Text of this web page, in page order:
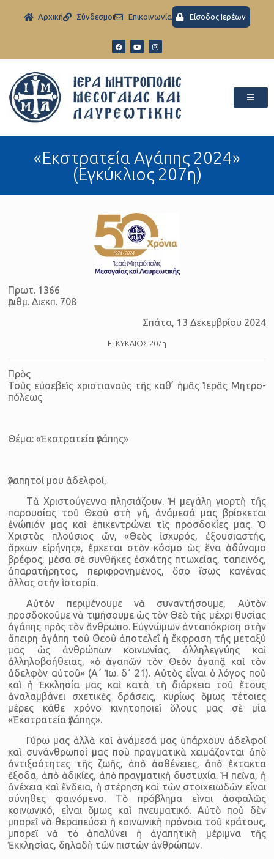
Aρχική Σύνδεσμοι Eπικοινωνία Είσοδος Ιερέων
«Εκστρατεία Αγάπης 2024»
(Εγκύκλιος 207η)
Πρωτ. 1366
Ἀριθμ. Διεκπ. 708
Σπάτα, 13 Δεκεμβρίου 2024
ΕΓΚΥΚΛΙΟΣ 207η
Πρὸς
Τοὺς εὐ­σε­βεῖς χρι­στι­α­νοὺς τῆς καθ’ ἡμᾶς Ἱε­ρᾶς Μη­τρο­
πό­λε­ως
Θέμα: «Ἐκστρατεία Ἀγά­πης»
Ἀγα­πη­τοί μου ἀδελ­φοί,
Τὰ Χριστούγεννα πλησιάζουν. Ἡ μεγάλη γιορτὴ τῆς
παρουσίας τοῦ Θεοῦ στὴ γῆ, ἀνάμεσά μας βρίσκεται
ἐνώπιόν μας καὶ ἐπικεντρώνει τὶς προσδοκίες μας. Ὁ
Χριστὸς πλούσιος ὤν, «Θεὸς ἰσχυρός, ἐξουσιαστής,
ἄρχων εἰρήνης», ἔρχεται στὸν κόσμο ὡς ἕνα ἀδύναμο
βρέφος, μέσα σὲ συνθῆκες ἐσχάτης πτωχείας, ταπεινός,
ἀπαρατήρητος, περιφρονημένος, ὅσο ἴσως κανένας
ἄλλος στὴν ἱστορία.
Αὐτὸν περιμένουμε νὰ συναντήσουμε, Αὐτὸν
προσδοκοῦμε νὰ τιμήσουμε ὡς τὸν Θεὸ τῆς μέχρι θυσίας
ἀγάπης πρὸς τὸν ἄνθρωπο. Εὐγνώμων ἀνταπόκριση στὴν
ἄπειρη ἀγάπη τοῦ Θεοῦ ἀποτελεῖ ἡ ἔκφραση τῆς μεταξύ
μας ὡς ἀνθρώπων κοινωνίας, ἀλληλεγγύης καὶ
ἀλληλοβοήθειας, «ὁ ἀγαπῶν τὸν Θεὸν ἀγαπᾷ καὶ τὸν
ἀδελφὸν αὐτοῦ» (Α΄ Ἰω. δ΄ 21). Αὐτὸς εἶναι ὁ λόγος ποὺ
καὶ ἡ Ἐκκλησία μας καὶ κατὰ τὴ διάρκεια τοῦ ἔτους
ἀναλαμβάνει σχετικὲς δράσεις, κυρίως ὅμως τέτοιες
μέρες κάθε χρόνο κινητοποιεῖ ὅλους μας σὲ μία
«Ἐκστρατεία Ἀγάπης».
Γύρω μας ἀλλὰ καὶ ἀνάμεσά μας ὑπάρχουν ἀδελφοί
καὶ συνάνθρωποί μας ποὺ πραγματικὰ χειμάζονται ἀπὸ
ἀντιξοότητες τῆς ζωῆς, ἀπὸ ἀσθένειες, ἀπὸ ἔκτακτα
ἔξοδα, ἀπὸ ἀδικίες, ἀπὸ πραγματικὴ δυστυχία. Ἡ πεῖνα, ἡ
ἀνέχεια καὶ ἔνδεια, ἡ στέρηση καὶ τῶν στοιχειωδῶν εἶναι
σύνηθες φαινόμενο. Τὸ πρόβλημα εἶναι ἀσφαλῶς
κοινωνικό, εἶναι ὅμως καὶ πνευματικό. Αὐτὸ ποὺ δὲν
μπορεῖ νὰ θεραπεύσει ἡ κοινωνικὴ πρόνοια τοῦ κράτους,
μπορεῖ νὰ τὸ ἁπαλύνει ἡ ἀγαπητικὴ μέριμνα τῆς
Ἐκκλησίας, δηλαδὴ τῶν πιστῶν ἀνθρώπων.